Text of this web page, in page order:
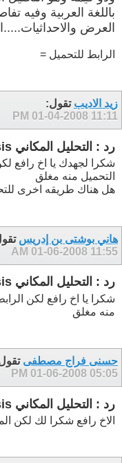
باللغة العربية وفيه
العرض
الرابط للتحميل =
زيد الاديب تقول:
01-04-2008 11:11 PM
رد : التحليل المكاني Spatial analysis
شكرا لجهدك يا اخ رافع
التحميل منه مغلق
هل هناك طريقه اخرى
هاني بوشتى بن إدريس
01-06-2008 11:55 AM
رد : التحليل المكاني Spatial analysis
شكرا يا اخ رافع لكن
منه مغلق
حسنى فراج مصطفى
01-06-2008 05:05 PM
رد : التحليل المكاني Spatial analysis
الاخ رافع شكرا لك لكن